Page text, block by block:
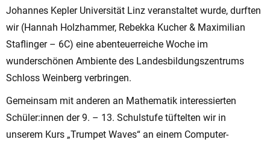
Johannes Kepler Universität Linz veranstaltet wurde, durften
wir (Hannah Holzhammer, Rebekka Kucher & Maximilian
Staflinger – 6C) eine abenteuerreiche Woche im
wunderschönen Ambiente des Landesbildungszentrums
Schloss Weinberg verbringen.
Gemeinsam mit anderen an Mathematik interessierten
Schüler:innen der 9. – 13. Schulstufe tüftelten wir in
unserem Kurs „Trumpet Waves“ an einem Computer-